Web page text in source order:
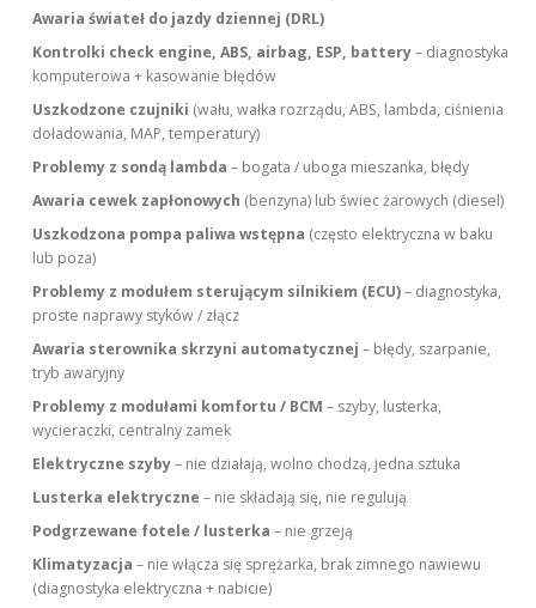
Awaria świateł do jazdy dziennej (DRL)
Kontrolki check engine, ABS, airbag, ESP, battery– diagnostyka
komputerowa + kasowanie błędów
Uszkodzone czujniki (wału, wałka rozrządu, ABS, lambda, ciśnienia
doładowania, MAP, temperatury)
Problemy z sondą lambda – bogata / uboga mieszanka, błędy
Awaria cewek zapłonowych (benzyna) lub świec żarowych (diesel)
Uszkodzona pompa paliwa wstępna (często elektryczna w baku
lub poza)
Problemy z modułem sterującym silnikiem (ECU)– diagnostyka,
proste naprawy styków / złącz
Awaria sterownika skrzyni automatycznej – błędy, szarpanie,
tryb awaryjny
Problemy z modułami komfortu / BCM – szyby, lusterka,
wycieraczki, centralny zamek
Elektryczne szyby– nie działają, wolno chodzą, jedna sztuka
Lusterka elektryczne – nie składają się, nie regulują
Podgrzewane fotele / lusterka – nie grzeją
Klimatyzacja – nie włącza się sprężarka, brak zimnego nawiewu
(diagnostyka elektryczna + nabicie)